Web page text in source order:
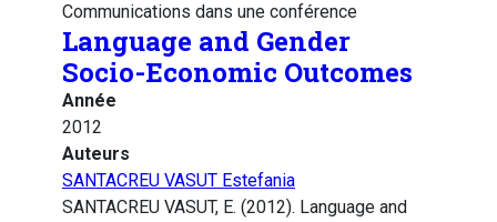
Communications dans une conférence
Language and Gender
Socio-Economic Outcomes
Année
2012
Auteurs
SANTACREU VASUT Estefania
SANTACREU VASUT, E. (2012). Language and